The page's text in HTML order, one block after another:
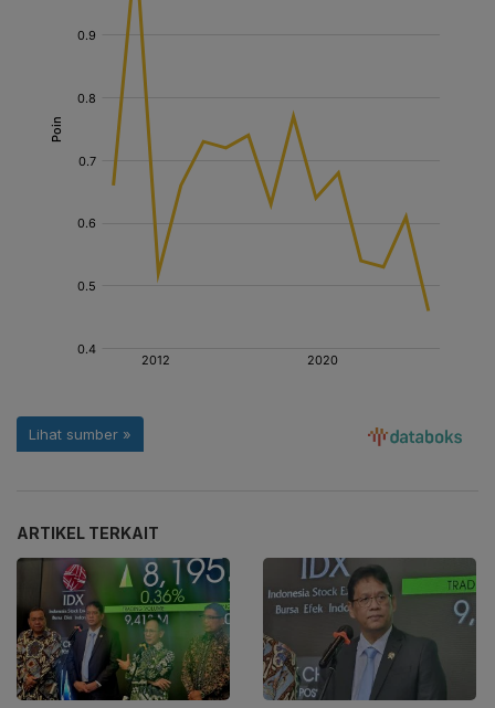
ARTIKEL TERKAIT